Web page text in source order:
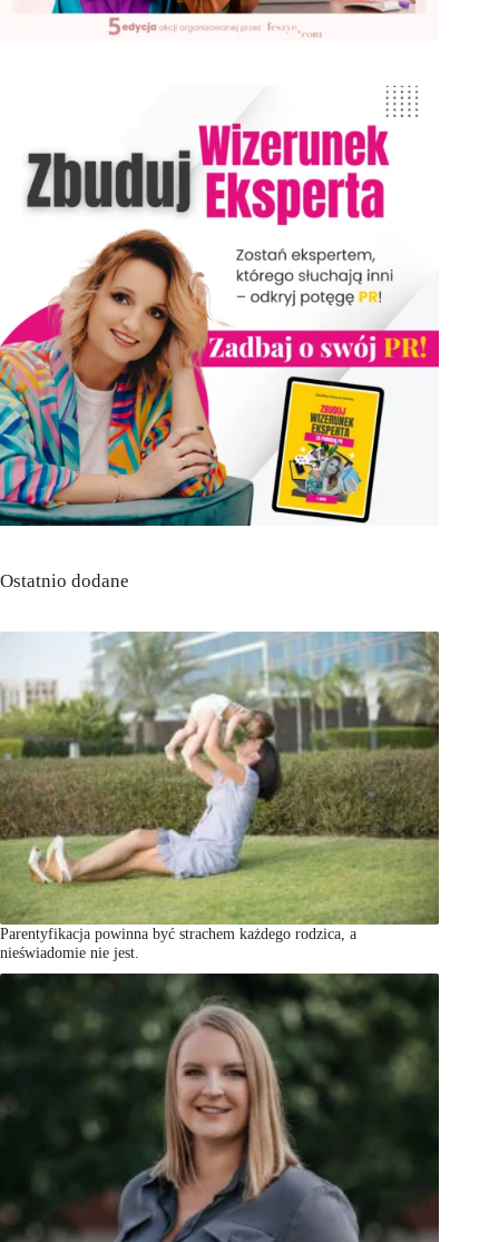
Ostatnio dodane
Parentyfikacja powinna być strachem każdego rodzica, a
nieświadomie nie jest.